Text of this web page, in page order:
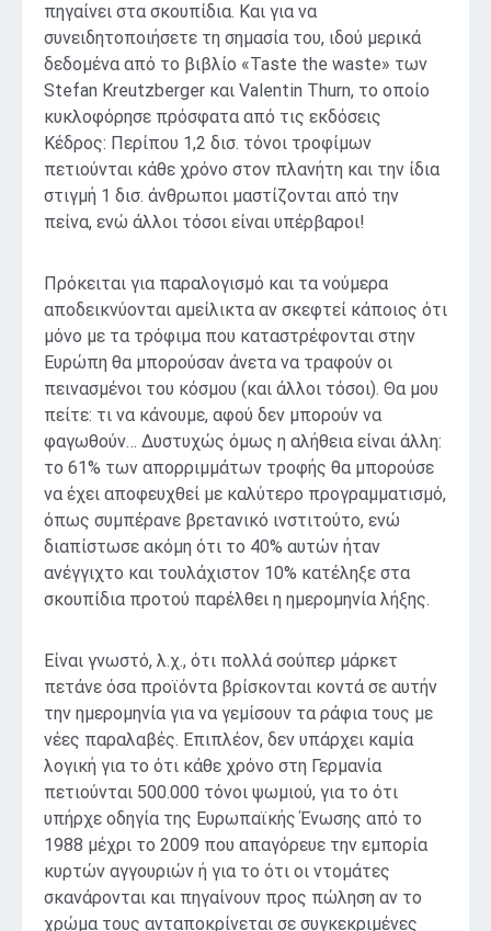
πηγαίνει στα σκουπίδια. Και για να
συνειδητοποιήσετε τη σημασία του, ιδού μερικά
δεδομένα από το βιβλίο «Taste the waste» των
Stefan Kreutzberger και Valentin Thurn, το οποίο
κυκλοφόρησε πρόσφατα από τις εκδόσεις
Κέδρος: Περίπου 1,2 δισ. τόνοι τροφίμων
πετιούνται κάθε χρόνο στον πλανήτη και την ίδια
στιγμή 1 δισ. άνθρωποι μαστίζονται από την
πείνα, ενώ άλλοι τόσοι είναι υπέρβαροι!
Πρόκειται για παραλογισμό και τα νούμερα
αποδεικνύονται αμείλικτα αν σκεφτεί κάποιος ότι
μόνο με τα τρόφιμα που καταστρέφονται στην
Ευρώπη θα μπορούσαν άνετα να τραφούν οι
πεινασμένοι του κόσμου (και άλλοι τόσοι). Θα μου
πείτε: τι να κάνουμε, αφού δεν μπορούν να
φαγωθούν… Δυστυχώς όμως η αλήθεια είναι άλλη:
το 61% των απορριμμάτων τροφής θα μπορούσε
να έχει αποφευχθεί με καλύτερο προγραμματισμό,
όπως συμπέρανε βρετανικό ινστιτούτο, ενώ
διαπίστωσε ακόμη ότι το 40% αυτών ήταν
ανέγγιχτο και τουλάχιστον 10% κατέληξε στα
σκουπίδια προτού παρέλθει η ημερομηνία λήξης.
Είναι γνωστό, λ.χ., ότι πολλά σούπερ μάρκετ
πετάνε όσα προϊόντα βρίσκονται κοντά σε αυτήν
την ημερομηνία για να γεμίσουν τα ράφια τους με
νέες παραλαβές. Επιπλέον, δεν υπάρχει καμία
λογική για το ότι κάθε χρόνο στη Γερμανία
πετιούνται 500.000 τόνοι ψωμιού, για το ότι
υπήρχε οδηγία της Ευρωπαϊκής Ένωσης από το
1988 μέχρι το 2009 που απαγόρευε την εμπορία
κυρτών αγγουριών ή για το ότι οι ντομάτες
σκανάρονται και πηγαίνουν προς πώληση αν το
χρώμα τους ανταποκρίνεται σε συγκεκριμένες